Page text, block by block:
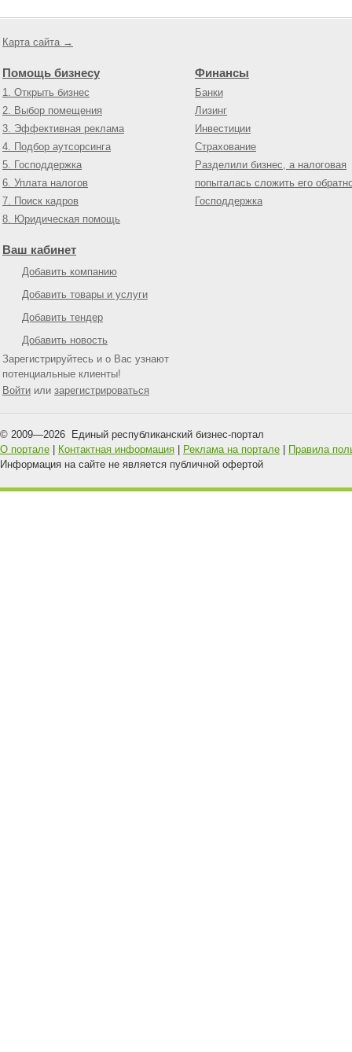
Карта сайта →
Помощь бизнесу
1. Открыть бизнес
2. Выбор помещения
3. Эффективная реклама
4. Подбор аутсорсинга
5. Господдержка
6. Уплата налогов
7. Поиск кадров
8. Юридическая помощь
Финансы
Банки
Лизинг
Инвестиции
Страхование
Разделили бизнес, а налоговая
попыталась сложить его
Господдержка
Ваш кабинет
Добавить компанию
Добавить товары и услуги
Добавить тендер
Добавить новость
Зарегистрируйтесь и о Вас узнают
потенциальные клиенты!
Войти или зарегистрироваться
© 2009—2026 Единый республиканский бизнес-портал
О портале
Контактная информация Реклама на портале
Правила
Информация на сайте не является публичной офертой